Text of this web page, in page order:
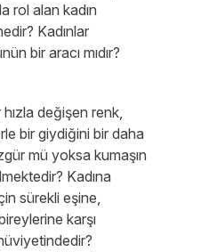
rol alan kadın
Kadınlar
bir aracı mıdır?
değişen renk,
bir giydiğini bir daha
mü yoksa kumaşın
Kadına
sürekli eşine,
karşı